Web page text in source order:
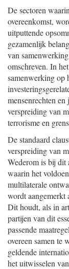
De sectoren
overeenkomst,
uitputtende
gezamenlijk
van
omschreven. In
samenwerking op
mensenrechten
verspreiding van
terrorisme en
De standaard
verspreiding van
Wederom is bij dit
waarin het
multilaterale
wordt aangemerkt
Dit houdt, als in
partijen van dit
passende
overeen samen te
geldende
het uitwisselen